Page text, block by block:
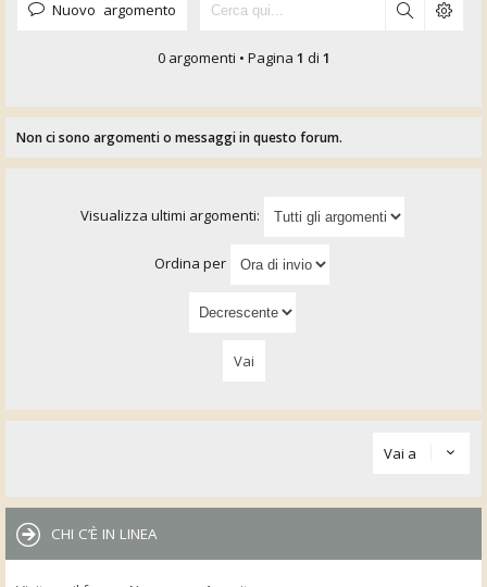
Nuovo argomento
0 argomenti • Pagina 1 di 1
Non ci sono argomenti o messaggi in questo forum.
Visualizza ultimi argomenti:
Ordina per
Vai a
CHI C’È IN LINEA